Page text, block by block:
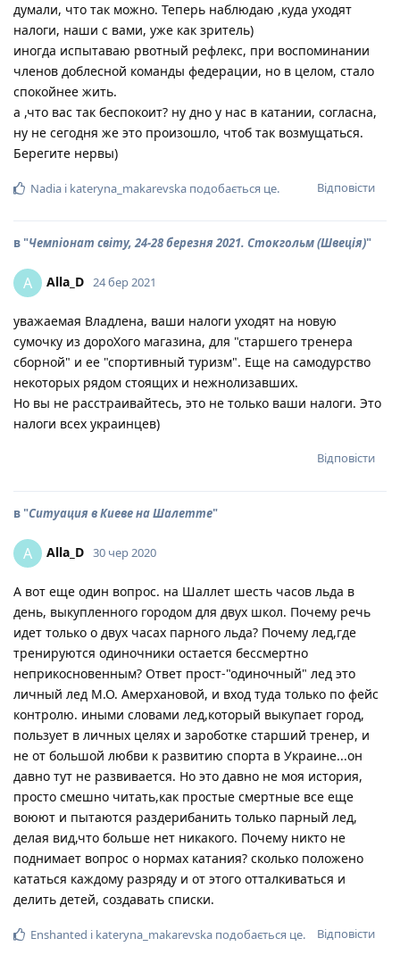
думали, что так можно. Теперь наблюдаю ,куда уходят
налоги, наши с вами, уже как зритель)
иногда испытаваю рвотный рефлекс, при воспоминании
членов доблесной команды федерации, но в целом, стало
спокойнее жить.
а ,что вас так беспокоит? ну дно у нас в катании, согласна,
ну не сегодня же это произошло, чтоб так возмущаться.
Берегите нервы)
Відповісти
Nadia і kateryna_makarevska подобається це.
в "Чемпіонат світу, 24-28 березня 2021. Стокгольм (Швеція)"
A Alla_D 24 бер 2021
уважаемая Владлена, ваши налоги уходят на новую
сумочку из дороХого магазина, для "старшего тренера
сборной" и ее "спортивный туризм". Еще на самодурство
некоторых рядом стоящих и нежнолизавших.
Но вы не расстраивайтесь, это не только ваши налоги. Это
налоги всех украинцев)
Відповісти
в "Ситуация в Киеве на Шалетте"
A Alla_D 30 чер 2020
А вот еще один вопрос. на Шаллет шесть часов льда в
день, выкупленного городом для двух школ. Почему речь
идет только о двух часах парного льда? Почему лед,где
тренируются одиночники остается бессмертно
неприкосновенным? Ответ прост-"одиночный" лед это
личный лед М.О. Амерхановой, и вход туда только по фейс
контролю. иными словами лед,который выкупает город,
пользует в личных целях и зароботке старший тренер, и
не от большой любви к развитию спорта в Украине...он
давно тут не развивается. Но это давно не моя история,
просто смешно читать,как простые смертные все еще
воюют и пытаются раздерибанить только парный лед,
делая вид,что больше нет никакого. Почему никто не
поднимает вопрос о нормах катания? сколько положено
кататься каждому разряду и от этого отталкиваться и
делить детей, создавать списки.
Відповісти
Enshanted і kateryna_makarevska подобається це.